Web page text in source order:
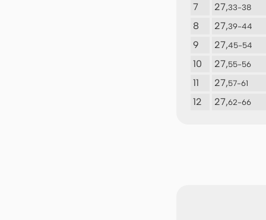
7 27,33-38
8 27,39-44
9 27,45-54
10 27,55-56
11 27,57-61
12 27,62-66